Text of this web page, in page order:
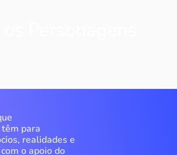
para
realidades e
o apoio do